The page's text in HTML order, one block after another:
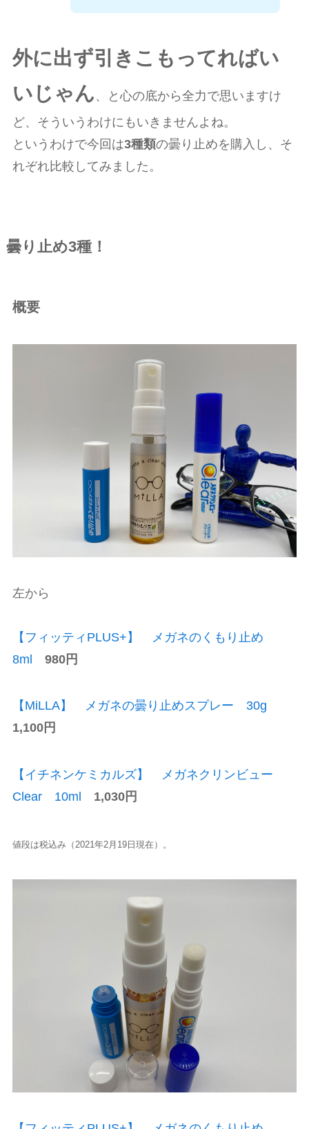
外に出ず引きこもってればい
いじゃん 、と心の底から全力で思いますけ
ど、そういうわけにもいきませんよね。
というわけで今回は3種類の曇り止めを購入し、そ
れぞれ比較してみました。
曇り止め3種！
概要
左から
【フィッティPLUS+】 メガネのくもり止め
8ml
980円
【MiLLA】 メガネの曇り止めスプレー 30g
1,100円
【イチネンケミカルズ】 メガネクリンビュー
Clear 10ml
1,030円
値段は税込み（2021年2月19日現在）。